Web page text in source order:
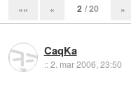
«« « 2 / 20 »
CaqKa
::2. mar 2006, 23:50